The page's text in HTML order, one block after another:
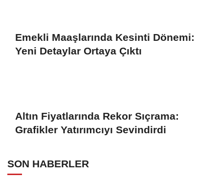
Emekli Maaşlarında Kesinti Dönemi:
Yeni Detaylar Ortaya Çıktı
Altın Fiyatlarında Rekor Sıçrama:
Grafikler Yatırımcıyı Sevindirdi
SON HABERLER